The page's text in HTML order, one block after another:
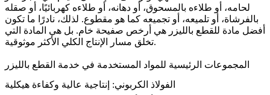
لحامه، أو طلاءه بالمسحوق، أو دهانه، أو طلاءه كهربائيًا، أو صقله
بالفرشاة، أو تلميعه، أو تجميعه كما هو مقطوع. لذلك، نادرًا ما تكون
أفضل مادة للقطع بالليزر هي أرخص صفيحة خام. بل هي المادة التي
تخلق مسار الإنتاج الكلي الأكثر موثوقية.
المجموعات الرئيسية للمواد المستخدمة في خدمة القطع بالليزر
الفولاذ الكربوني: إنتاجية عالية وكفاءة هيكلية